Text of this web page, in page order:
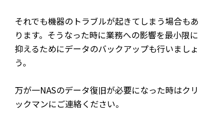
それでも機器のトラブルが起きてしまう場合もあ
ります。そうなった時に業務への影響を最小限に
抑えるためにデータのバックアップも行いましょ
う。
万が一NASのデータ復旧が必要になった時はクリ
ックマンにご連絡ください。